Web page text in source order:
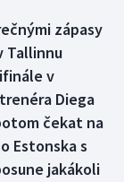
zápasy
Tallinnu
v
Diega
čekat na
Estonska s
jakákoli